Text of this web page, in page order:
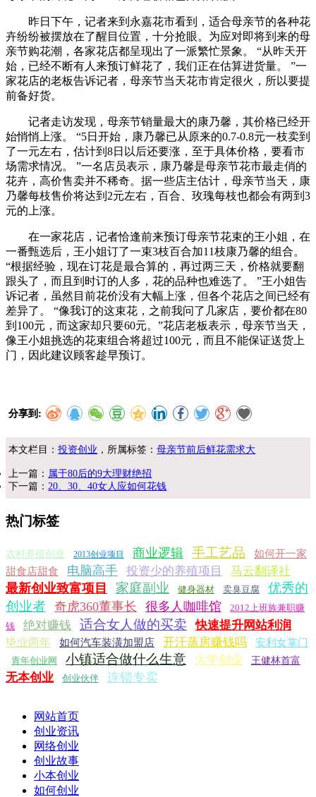
昨日下午，记者来到永嘉花市看到，适合母亲节的各种花
卉纷纷被摆放在了醒目位置，十分抢眼。为应对即将到来的母
亲节购花潮，各家花店都呈现出了一派繁忙景象。 “从昨天开
始，已经不断有人来预订鲜花了，我们正在估算进货量。 ”一
家花店的老板告诉记者，母亲节当天花市肯定很火，所以要提
前备好货。
记者走访发现，母亲节销量最大的康乃馨，其价格已经开
始悄悄上涨。 “5日开始，康乃馨已从原来的0.7-0.8元一枝卖到
了一元左右，估计到8日以后还要涨，至于具体价格，要看市
场需求情况。 ”一名店员表示，康乃馨是母亲节花市最走俏的
花卉，高价售卖并不稀奇。据一些店主估计，母亲节当天，康
乃馨每枝售价将达到2元左右，百合、玫瑰每枝也都会有两到3
元的上涨。
在一家花店，记者恰逢前来预订母亲节花束的王小姐，在
一番甄选后，王小姐订了一束3枝百合加11枝康乃馨的组合。
“根据经验，现在订花是最合算的，再过两三天，价格就要翻
跟头了，而且到时订的人多，花的品种也难选了。 ”王小姐告
诉记者，虽然目前花价没有大幅上涨，但各个花店之间已经有
差异了。 “像我订的这束花，之前我问了几家店，要价都在80
到100元，而这家却只要60元。”花店老板表示，母亲节当天，
像王小姐挑选的花束组合将超过100元，而且不能保证送货上
门，因此建议顾客趁早预订。
分享到:
本文栏目：投资创业 ，所属标签：母亲节前后鲜花需求大
上一篇： 属于80后的9大理财绝招
下一篇： 20、30、40女人应如何花钱
热门标签
农村养殖创业 2013创业项目 商业逻辑 手工艺品
如何开一家
甜食店甜食
电脑高手 投资少的养殖项目 马云翻译社
最新创业致富项目 家庭副业 健身器材 卖臭豆腐
优秀的
创业者 奇虎360董事长 很多人咖啡馆
2012上班族兼职赚
钱
绝对赚钱 适合女人做的买卖 快速提升网站利润
毕业两年 如何汽车装潢加盟店 开汗蒸房赚钱吗 安利女掌门
青年创业网 小镇适合做什么生意 大学创业 王健林首富
无本创业 创业伙伴 连锁专卖
网站首页
创业资讯
网络创业
创业故事
小本创业
如何创业